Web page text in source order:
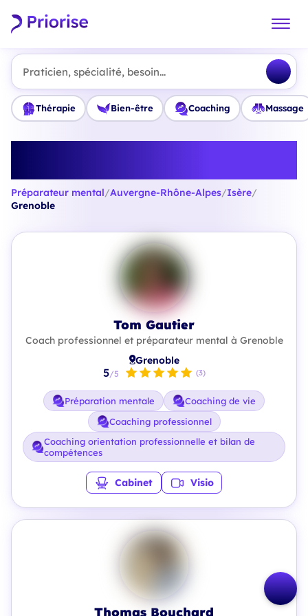
Praticien, spécialité, besoin...
Thérapie Bien-être Coaching Massage
Préparateur mental/Auvergne-Rhône-Alpes/Isère/
Grenoble
Tom Gautier
Coach professionnel et préparateur mental à Grenoble
Grenoble
5/5 (3)
Préparation mentale
Coaching de vie
Coaching professionnel
Coaching orientation professionnelle et bilan de
compétences
Cabinet Visio
Thomas Bouchard